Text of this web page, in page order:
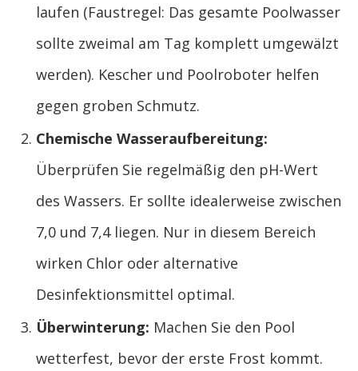
laufen (Faustregel: Das gesamte Poolwasser
sollte zweimal am Tag komplett umgewälzt
werden). Kescher und Poolroboter helfen
gegen groben Schmutz.
Chemische Wasseraufbereitung:
Überprüfen Sie regelmäßig den pH-Wert
des Wassers. Er sollte idealerweise zwischen
7,0 und 7,4 liegen. Nur in diesem Bereich
wirken Chlor oder alternative
Desinfektionsmittel optimal.
Überwinterung: Machen Sie den Pool
wetterfest, bevor der erste Frost kommt.